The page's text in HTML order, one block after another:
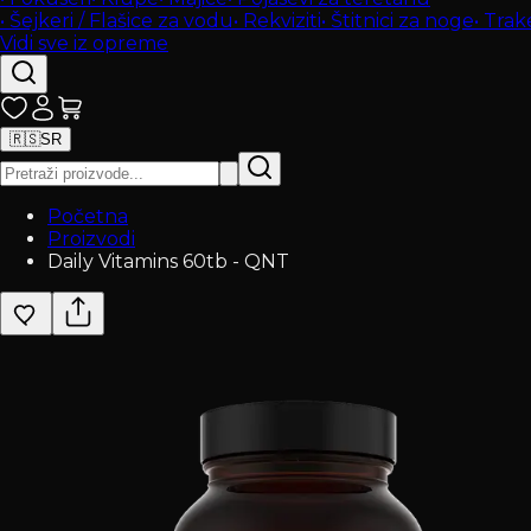
• Šejkeri / Flašice za vodu• Rekviziti• Štitnici za noge•
Vidi sve iz opreme
🇷🇸SR
Početna
Proizvodi
Daily Vitamins 60tb - QNT